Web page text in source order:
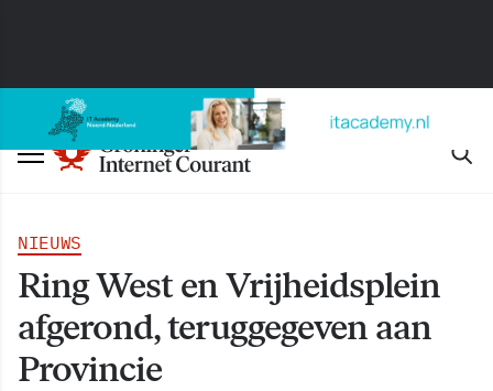
NIEUWS
Ring West en Vrijheidsplein
afgerond, teruggegeven aan
Provincie